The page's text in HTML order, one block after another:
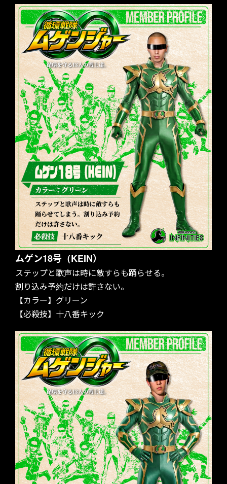
ABOUT US
MEMBERS
ムゲン18号（KEIN）
ステップと歌声は時に敵すらも踊らせる。
割り込み予約だけは許さない。
【カラー】グリーン
【必殺技】十八番キック